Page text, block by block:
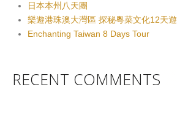
日本本州八天團
樂遊港珠澳大灣區 探秘粵菜文化12天遊
Enchanting Taiwan 8 Days Tour
RECENT COMMENTS